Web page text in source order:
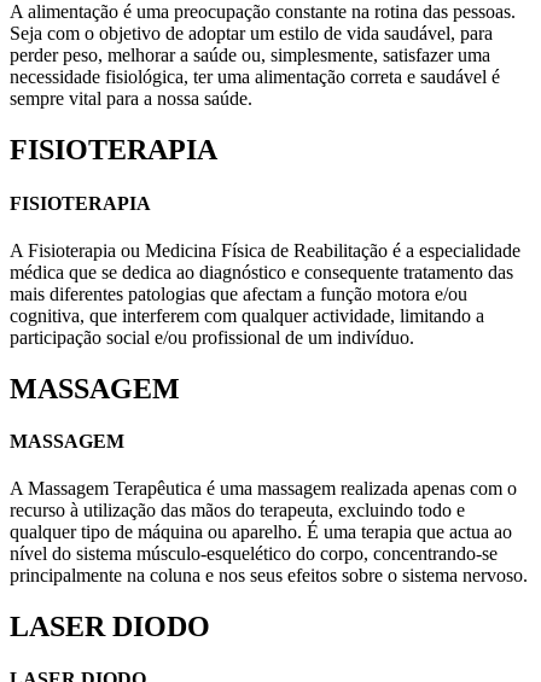
A alimentação é uma preocupação constante na rotina das pessoas.
Seja com o objetivo de adoptar um estilo de vida saudável, para
perder peso, melhorar a saúde ou, simplesmente, satisfazer uma
necessidade fisiológica, ter uma alimentação correta e saudável é
sempre vital para a nossa saúde.
FISIOTERAPIA
FISIOTERAPIA
A Fisioterapia ou Medicina Física de Reabilitação é a especialidade
médica que se dedica ao diagnóstico e consequente tratamento das
mais diferentes patologias que afectam a função motora e/ou
cognitiva, que interferem com qualquer actividade, limitando a
participação social e/ou profissional de um indivíduo.
MASSAGEM
MASSAGEM
A Massagem Terapêutica é uma massagem realizada apenas com o
recurso à utilização das mãos do terapeuta, excluindo todo e
qualquer tipo de máquina ou aparelho. É uma terapia que actua ao
nível do sistema músculo-esquelético do corpo, concentrando-se
principalmente na coluna e nos seus efeitos sobre o sistema nervoso.
LASER DIODO